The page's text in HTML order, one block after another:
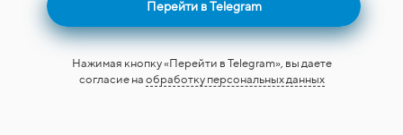
Перейти в Telegram
Нажимая кнопку «Перейти в Telegram», вы даете
согласие на обработку персональных данных